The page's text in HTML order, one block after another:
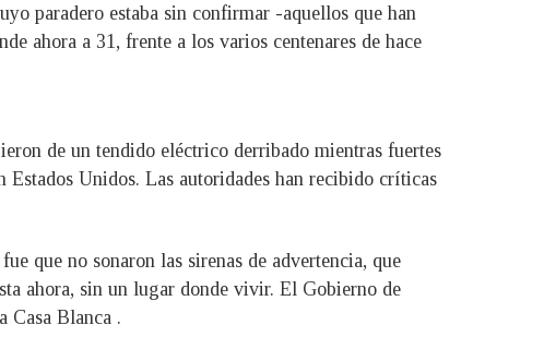
paradero estaba sin confirmar -aquellos que han
ahora a 31, frente a los varios centenares de hace
de un tendido eléctrico derribado mientras fuertes
Unidos. Las autoridades han recibido críticas
que no sonaron las sirenas de advertencia, que
ahora, sin un lugar donde vivir. El Gobierno de
Casa Blanca .